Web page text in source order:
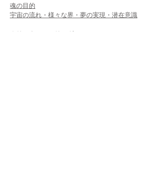
魂の目的
宇宙の流れ・様々な界・夢の実現・潜在意識
クリスタルヒーリング